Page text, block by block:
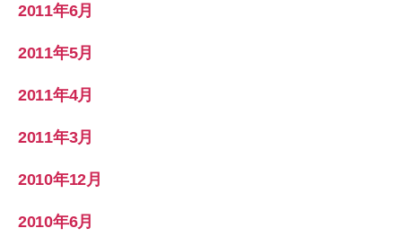
2011年6月
2011年5月
2011年4月
2011年3月
2010年12月
2010年6月